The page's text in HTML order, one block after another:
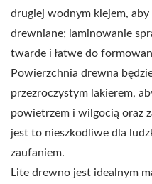
drugiej wodnym klejem,
drewniane; laminowanie
twarde i łatwe do
Powierzchnia drewna
przezroczystym lakierem,
powietrzem i wilgocią oraz
jest to nieszkodliwe dla
zaufaniem.
Lite drewno jest idealnym